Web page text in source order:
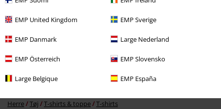
EMP United Kingdom EMP Sverige
EMP Danmark Large Nederland
EMP Österreich EMP Slovensko
Large Belgique EMP España
Udsalg % Tøjmærker Urban Classics
Udsalg % Tøj T-shirts & toppe T-Shirts
Herre Tøj T-shirts & toppe T-shirts